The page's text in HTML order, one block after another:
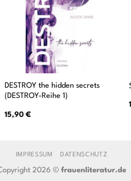
DESTROY the hidden secrets
(DESTROY-Reihe 1)
15,90 €
IMPRESSUM DATENSCHUTZ
2026 © frauenliteratur.de